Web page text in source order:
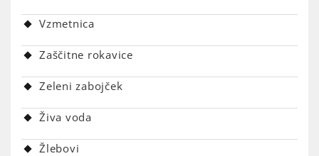
Vzmetnica
Zaščitne rokavice
Zeleni zabojček
Živa voda
Žlebovi